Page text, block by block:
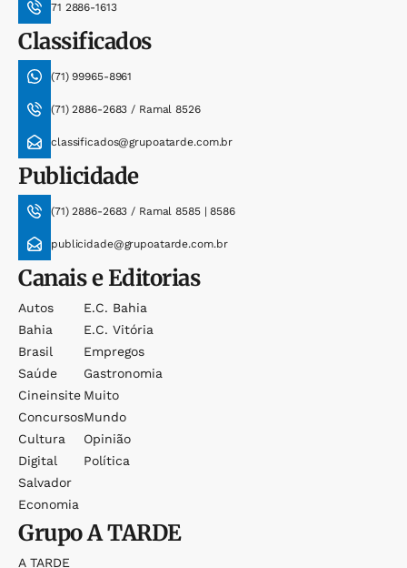
71 2886-1613
Classificados
(71) 99965-8961
(71) 2886-2683 / Ramal 8526
classificados@grupoatarde.com.br
Publicidade
(71) 2886-2683 / Ramal 8585 | 8586
publicidade@grupoatarde.com.br
Canais e Editorias
Autos
Bahia
Brasil
Saúde
Cineinsite
Concursos
Cultura
Digital
Salvador
Economia
E.c. Bahia
E.c. Vitória
Empregos
Gastronomia
Muito
Mundo
Opinião
Política
GrupoA TARDE
A TARDE